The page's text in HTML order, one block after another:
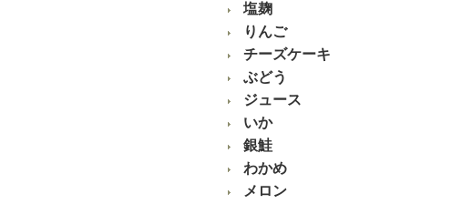
塩麹
りんご
チーズケーキ
ぶどう
ジュース
いか
銀鮭
わかめ
メロン